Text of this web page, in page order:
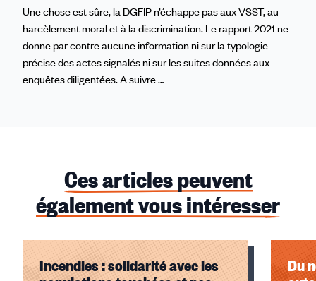
Une chose est sûre, la DGFIP n’échappe pas aux VSST, au
harcèlement moral et à la discrimination. Le rapport 2021 ne
donne par contre aucune information ni sur la typologie
précise des actes signalés ni sur les suites données aux
enquêtes diligentées. A suivre …
Ces articles peuvent
également vous intéresser
Incendies : solidarité avec les
Du